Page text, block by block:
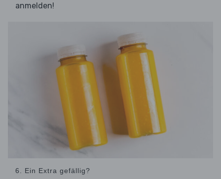
anmelden!
6. Ein Extra gefällig?